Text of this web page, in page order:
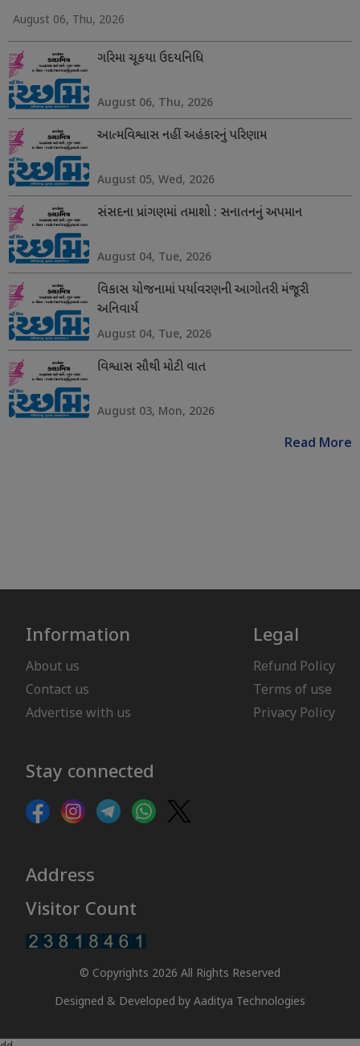
August 06, Thu, 2026
ગરિમા ચૂકયા ઉદયનિધિ
August 06, Thu, 2026
આત્મવિશ્વાસ નહીં અહંકારનું પરિણામ
August 05, Wed, 2026
સંસદના પ્રાંગણમાં તમાશો : સનાતનનું અપમાન
August 04, Tue, 2026
વિકાસ યોજનામાં પર્યાવરણની આગોતરી મંજૂરી
અનિવાર્ય
August 04, Tue, 2026
વિશ્વાસ સૌથી મોટી વાત
August 03, Mon, 2026
Read More
Information
About us
Contact us
Advertise with us
Legal
Refund Policy
Terms of use
Privacy Policy
Stay connected
Address
Visitor Count
© Copyrights 2026 All Rights Reserved
Designed & Developed by Aaditya Technologies